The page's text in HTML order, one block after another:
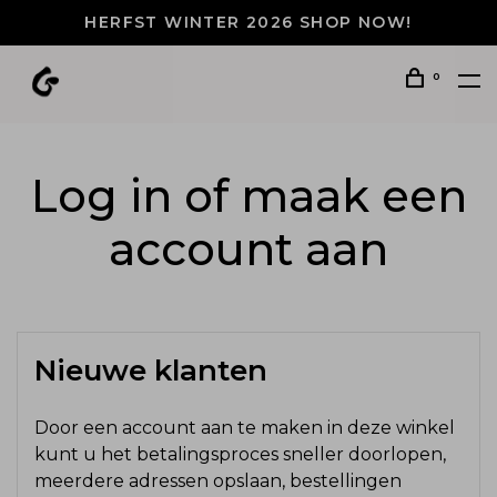
HERFST WINTER 2026 SHOP NOW!
0
Log in of maak een
account aan
Nieuwe klanten
Door een account aan te maken in deze winkel
kunt u het betalingsproces sneller doorlopen,
meerdere adressen opslaan, bestellingen